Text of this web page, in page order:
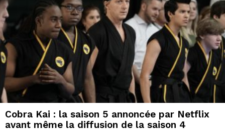
Cobra Kai : la saison 5 annoncée par Netflix
avant même la diffusion de la saison 4